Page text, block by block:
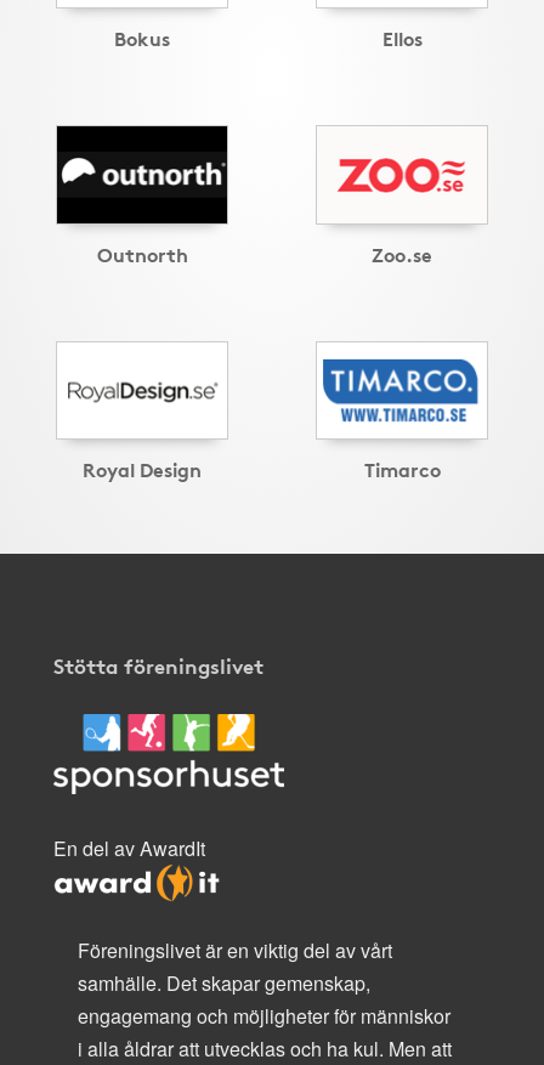
Bokus Ellos
Outnorth Zoo.se
Royal Design Timarco
Stötta föreningslivet
En del av AwardIt
Föreningslivet är en viktig del av vårt
samhälle. Det skapar gemenskap,
engagemang och möjligheter för människor
i alla åldrar att utvecklas och ha kul. Men att